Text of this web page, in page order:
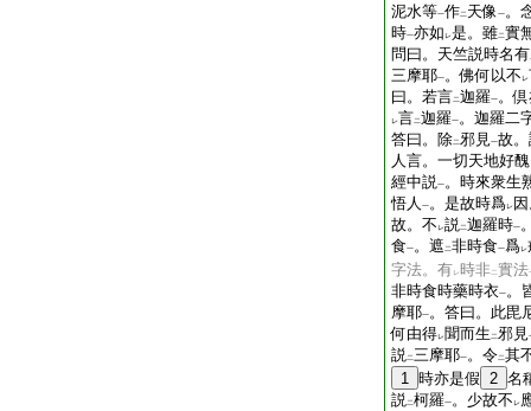
泥水等一作二 天像一。
時一亦如 レ是。雖二實
問曰。天竺説時名有
三摩耶一。佛何以不 レ
曰。若言二迦羅一。
レ言二迦羅一。迦羅二
答曰。除二邪見一故
人言。一切天地好
經中説一。時來衆生
悟人 一。是故時爲レ
故。不 レ説二迦羅時一
食一。遮 二非時食一爲レ
字法。有レ 時非二實法
非時食時藥時衣一。
摩耶一。答曰。此毘
何由得レ聞而生 二邪見
説二三摩耶一。令二其
1 時亦是假 2 名
説二柯羅一。少故不 レ